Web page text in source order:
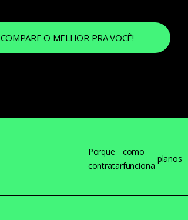
COMPARE O MELHOR PRA VOCÊ!
Porque
contratar
como
funciona
planos